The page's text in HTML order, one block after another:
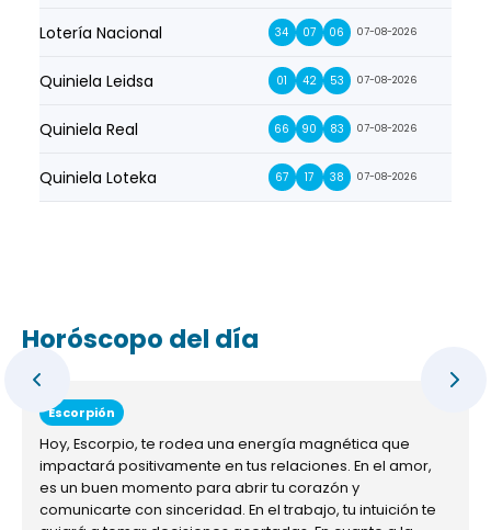
Lotería Nacional 34 07 06 07-08-2026
Quiniela Leidsa 01 42 53 07-08-2026
Quiniela Real 66 90 83 07-08-2026
Quiniela Loteka 67 17 38 07-08-2026
Horóscopo del día
Escorpión
Hoy, Escorpio, te rodea una energía magnética que
impactará positivamente en tus relaciones. En el amor,
es un buen momento para abrir tu corazón y
comunicarte con sinceridad. En el trabajo, tu intuición te